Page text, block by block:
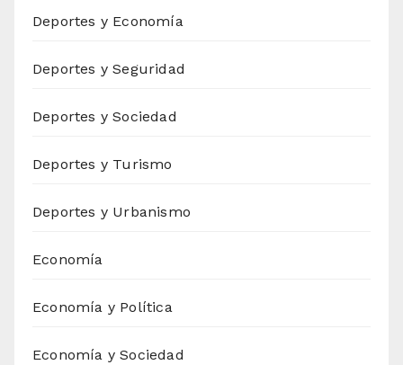
Deportes y Economía
Deportes y Seguridad
Deportes y Sociedad
Deportes y Turismo
Deportes y Urbanismo
Economía
Economía y Política
Economía y Sociedad